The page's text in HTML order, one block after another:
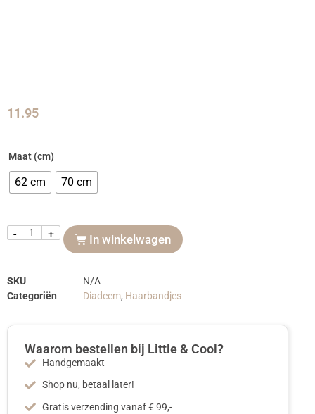
11.95
Maat (cm)
62 cm 70 cm
- + In winkelwagen
SKU
N/A
Categoriën
Diadeem, Haarbandjes
Waarom bestellen bij Little & Cool?
Handgemaakt
Shop nu, betaal later!
Gratis verzending vanaf € 99,-